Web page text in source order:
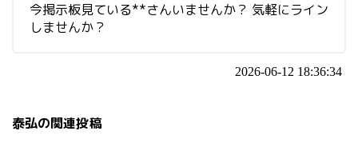
今掲示板見ている**さんいませんか？ 気軽にライン
しませんか？
2026-06-12 18:36:34
泰弘の関連投稿